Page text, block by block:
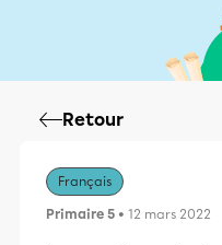
Retour
Français
Primaire 5 • 12 mars 2022